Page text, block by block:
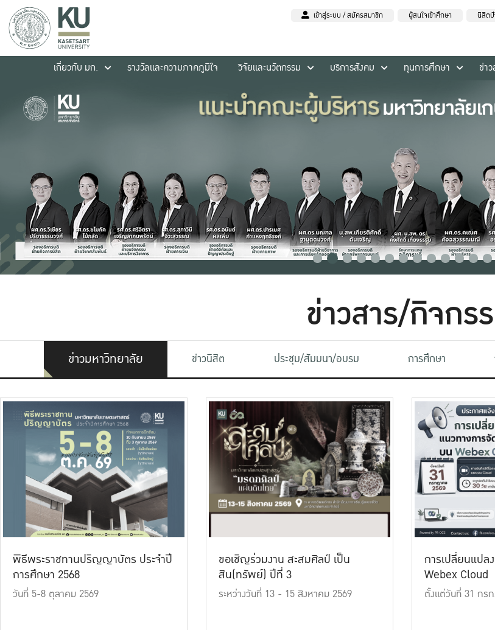
เข้าสู่ระบบ / สมัครสมาชิก ผู้สนใจเข้าศึกษา นิสิต
เกี่ยวกับ มก.
รางวัลและความภาคภูมิใจ วิจัยและนวัตกรรม บริการสังคม ทุนการศึกษา ข่า
ข่าวสาร/กิจกร
ข่าวมหาวิทยาลัย ข่าวนิสิต ประชุม/สัมมนา/อบรม การศึกษา
พิธีพระราชทานปริญญาบัตร ประจำปี
การศึกษา 2568
วันที่ 5-8 ตุลาคม 2569
ขอเชิญร่วมงาน สะสมศิลป์ เป็น
สิน(ทรัพย์) ปีที่ 3
ระหว่างวันที่ 13 - 15 สิงหาคม 2569
การเปลี่ยนแปล
Webex Cloud
ตั้งแต่วันที่ 31 กร